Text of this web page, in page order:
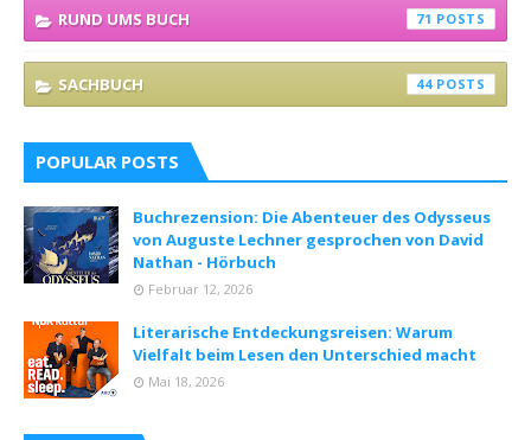
RUND UMS BUCH 71
SACHBUCH 44
POPULAR POSTS
Buchrezension: Die Abenteuer des Odysseus
von Auguste Lechner gesprochen von David
Nathan - Hörbuch
Februar 12, 2026
Literarische Entdeckungsreisen: Warum
Vielfalt beim Lesen den Unterschied macht
Mai 18, 2026